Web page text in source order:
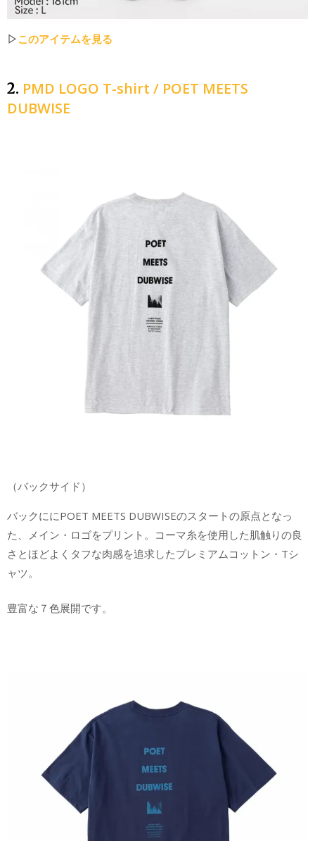
▷このアイテムを見る
2. PMD LOGO T-shirt / POET MEETS
DUBWISE
（バックサイド）
バックににPOET MEETS DUBWISEのスタートの原点となっ
た、メイン・ロゴをプリント。コーマ糸を使用した肌触りの良
さとほどよくタフな肉感を追求したプレミアムコットン・Tシ
ャツ。
豊富な７色展開です。